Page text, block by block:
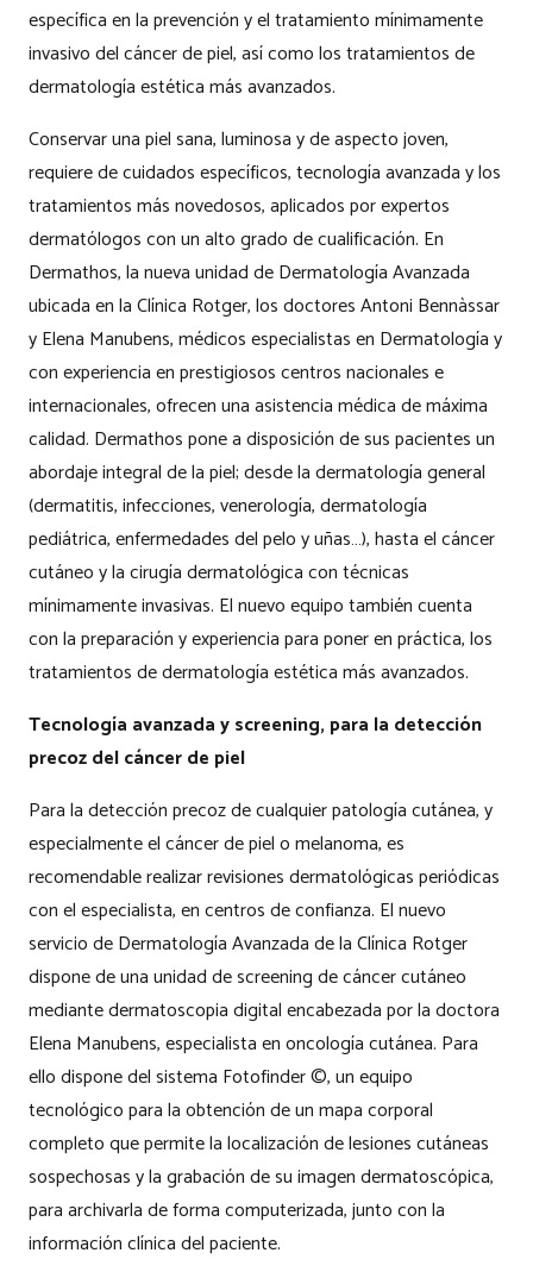
específica en la prevención y el tratamiento mínimamente
invasivo del cáncer de piel, así como los tratamientos de
dermatología estética más avanzados.
Conservar una piel sana, luminosa y de aspecto joven,
requiere de cuidados específicos, tecnología avanzada y los
tratamientos más novedosos, aplicados por expertos
dermatólogos con un alto grado de cualificación. En
Dermathos, la nueva unidad de Dermatología Avanzada
ubicada en la Clínica Rotger, los doctores Antoni Bennàssar
y Elena Manubens, médicos especialistas en Dermatología y
con experiencia en prestigiosos centros nacionales e
internacionales, ofrecen una asistencia médica de máxima
calidad. Dermathos pone a disposición de sus pacientes un
abordaje integral de la piel; desde la dermatología general
(dermatitis, infecciones, venerología, dermatología
pediátrica, enfermedades del pelo y uñas…), hasta el cáncer
cutáneo y la cirugía dermatológica con técnicas
mínimamente invasivas. El nuevo equipo también cuenta
con la preparación y experiencia para poner en práctica, los
tratamientos de dermatología estética más avanzados.
Tecnología avanzada y screening, para la detección
precoz del cáncer de piel
Para la detección precoz de cualquier patología cutánea, y
especialmente el cáncer de piel o melanoma, es
recomendable realizar revisiones dermatológicas periódicas
con el especialista, en centros de confianza. El nuevo
servicio de Dermatología Avanzada de la Clínica Rotger
dispone de una unidad de screening de cáncer cutáneo
mediante dermatoscopia digital encabezada por la doctora
Elena Manubens, especialista en oncología cutánea. Para
ello dispone del sistema Fotofinder ©, un equipo
tecnológico para la obtención de un mapa corporal
completo que permite la localización de lesiones cutáneas
sospechosas y la grabación de su imagen dermatoscópica,
para archivarla de forma computerizada, junto con la
información clínica del paciente.